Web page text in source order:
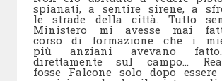
spianati, a sentire sirene, a
le strade della città. Tutto
Ministero mi avesse mai
corso di formazione che i
più anziani avevano
direttamente sul campo…
fosse Falcone solo dopo